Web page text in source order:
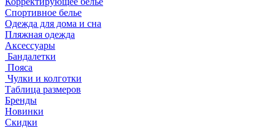
Спортивное белье
Одежда для дома и сна
Пляжная одежда
Аксессуары
Бандалетки
Пояса
Чулки и колготки
Таблица размеров
Бренды
Новинки
Скидки